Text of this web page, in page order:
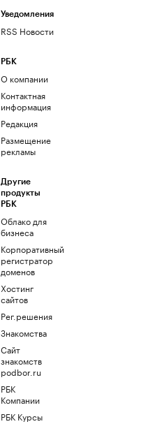
Уведомления
RSS Новости
РБК
О компании
Контактная
информация
Редакция
Размещение
рекламы
Другие
продукты
РБК
Облако для
бизнеса
Корпоративный
регистратор
доменов
Хостинг
сайтов
Рег.решения
Знакомства
Сайт
знакомств
podbor.ru
РБК
Компании
РБК Курсы